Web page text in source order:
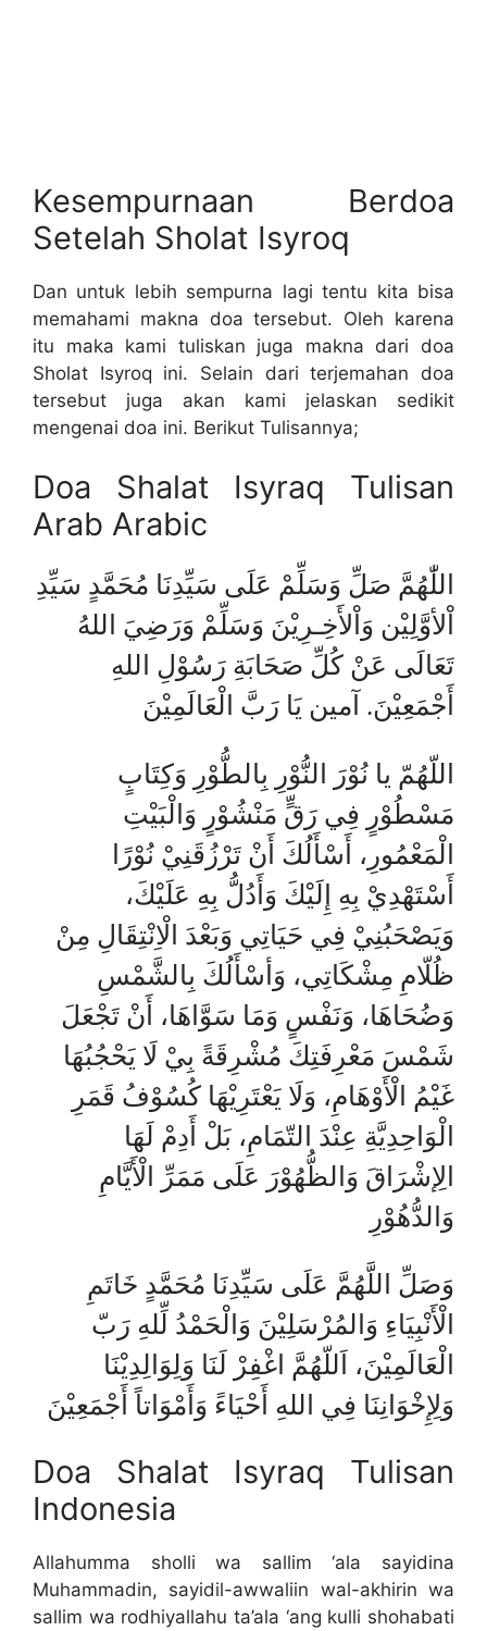
Kesempurnaan Berdoa
Setelah Sholat Isyroq
Dan untuk lebih sempurna lagi tentu kita bisa
memahami makna doa tersebut. Oleh karena
itu maka kami tuliskan juga makna dari doa
Sholat Isyroq ini. Selain dari terjemahan doa
tersebut juga akan kami jelaskan sedikit
mengenai doa ini. Berikut Tulisannya;
Doa Shalat Isyraq Tulisan
Arab Arabic
اللّٰهُمَّ صَلِّ وَسَلِّمْ عَلَى سَيِّدِنَا مُحَمَّدٍ سَيِّدِ
اْلأوَّلِيْن وَاْلأَخِـرِيْنَ وَسَلِّمْ وَرَضِيَ اللهُ
تَعَالَى عَنْ كُلِّ صَحَابَةِ رَسُوْلِ اللهِ
أَجْمَعِيْنَ. آمين يَا رَبَّ الْعَالَمِيْنَ
اللّهُمّ يا نُوْرَ النُّوْرِ بِالطُّوْرِ وَكِتَابٍ
مَسْطُوْرٍ فِي رَقٍّ مَنْشُوْرٍ وَالْبَيْتِ
الْمَعْمُورِ، أَسْأَلُكَ أَنْ تَرْزُقَنِيْ نُوْرًا
أَسْتَهْدِيْ بِهِ إِلَيْكَ وَأَدُلُّ بِهِ عَلَيْكَ،
وَيَصْحَبُنِيْ فِي حَيَاتِي وَبَعْدَ الْاِنْتِقَالِ مِنْ
ظُلّامِ مِشْكَاتِي، وَأسْأَلُكَ بِالشَّمْسِ
وَضُحَاهَا، وَنَفْسٍ وَمَا سَوَّاهَا، أَنْ تَجْعَلَ
شَمْسَ مَعْرِفَتِكَ مُشْرِقَةً بِيْ لَا يَحْجُبُهَا
غَيْمُ الْأَوْهَامِ، وَلَا يَعْتَرِيْهَا كُسُوْفُ قَمَرِ
الْوَاحِدِيَّةِ عِنْدَ التّمَامِ، بَلْ أَدِمْ لَهَا
الِإشْرَاقَ وَالظُّهُوْرَ عَلَى مَمَرِّ الْأَيَّامِ
وَالدُّهُوْرِ
وَصَلِّ اللَّهُمَّ عَلَى سَيِّدِنَا مُحَمَّدٍ خَاتَمِ
الْأَنْبِيَاءِ وَالمُرْسَلِيْنَ وَالْحَمْدُ لِّلهِ رَبّ
الْعَالَمِيْنَ، اَللّهُمَّ اغْفِرْ لَنَا وَلِوَالِدِيْنَا
وَلِإِخْوَانِنَا فِي اللهِ أَحْيَاءً وَأَمْوَاتاً أَجْمَعِيْنَ
Doa Shalat Isyraq Tulisan
Indonesia
Allahumma sholli wa sallim ‘ala sayidina
Muhammadin, sayidil-awwaliin wal-akhirin wa
sallim wa rodhiyallahu ta’ala ‘ang kulli shohabati